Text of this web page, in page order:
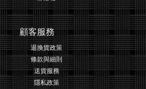
顧客服務
退換貨政策
條款與細則
送貨服務
隱私政策